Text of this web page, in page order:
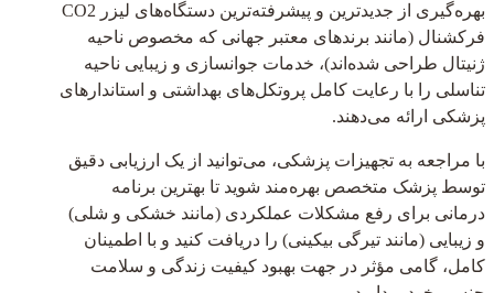
بهره‌گیری از جدیدترین و پیشرفته‌ترین دستگاه‌های لیزر CO2
فرکشنال (مانند برندهای معتبر جهانی که مخصوص ناحیه
ژنیتال طراحی شده‌اند)، خدمات جوانسازی و زیبایی ناحیه
تناسلی را با رعایت کامل پروتکل‌های بهداشتی و استاندارهای
پزشکی ارائه می‌دهند.
با مراجعه به تجهیزات پزشکی، می‌توانید از یک ارزیابی دقیق
توسط پزشک متخصص بهره‌مند شوید تا بهترین برنامه
درمانی برای رفع مشکلات عملکردی (مانند خشکی و شلی)
و زیبایی (مانند تیرگی بیکینی) را دریافت کنید و با اطمینان
کامل، گامی مؤثر در جهت بهبود کیفیت زندگی و سلامت